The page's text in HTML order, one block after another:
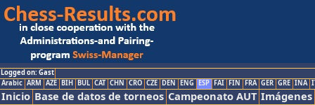
Logged on: Gast
Arabic ARM AZE BIH BUL CAT CHN CRO CZE DEN ENG ESP FAI FIN FRA GER GRE INA
Inicio Base de datos de torneos Campeonato AUT Imágenes